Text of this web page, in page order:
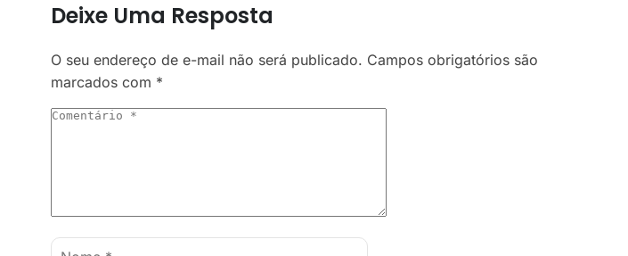
Deixe Uma Resposta
O seu endereço de e-mail não será publicado. Campos obrigatórios são
marcados com *